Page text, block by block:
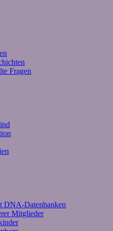
Fragen
DNA-Datenbanken
Mitglieder